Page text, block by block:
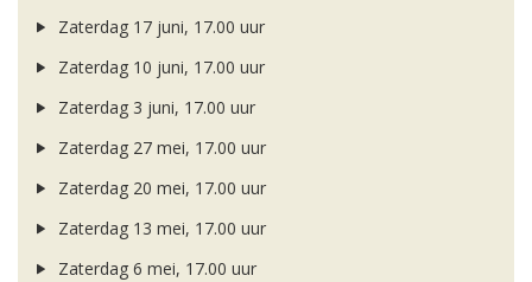
Zaterdag 17 juni, 17.00 uur
Zaterdag 10 juni, 17.00 uur
Zaterdag 3 juni, 17.00 uur
Zaterdag 27 mei, 17.00 uur
Zaterdag 20 mei, 17.00 uur
Zaterdag 13 mei, 17.00 uur
Zaterdag 6 mei, 17.00 uur